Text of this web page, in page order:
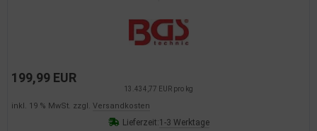
199,99 EUR
13.434,77 EUR pro kg
inkl. 19 % MwSt. zzgl. Versandkosten
Lieferzeit:1-3 Werktage